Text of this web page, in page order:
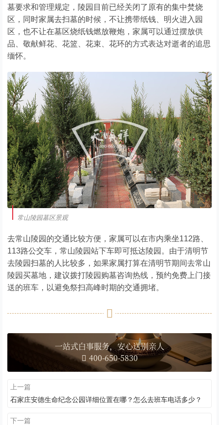
墓要求和管理规定，陵园目前已经关闭了原有的集中焚烧
区，同时家属去扫墓的时候，不让携带纸钱、明火进入园
区，也不让在墓区烧纸钱燃放鞭炮，家属可以通过摆放供
品、敬献鲜花、花篮、花束、花环的方式表达对逝者的追思
缅怀。
常山陵园墓区景观
去常山陵园的交通比较方便，家属可以在市内乘坐112路、
113路公交车，常山陵园站下车即可抵达陵园。由于清明节
去陵园扫墓的人比较多，如果家属打算在清明节期间去常山
陵园买墓地，建议拨打陵园购墓咨询热线，预约免费上门接
送的班车，以避免祭扫高峰时期的交通拥堵。
一站式白事服务，安心送别亲人
400-650-5830
上一篇
石家庄安德生命纪念公园详细位置在哪？怎么去班车电话多少？
下一篇